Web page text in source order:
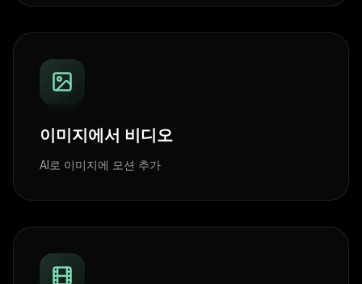
이미지에서 비디오
AI로 이미지에 모션 추가